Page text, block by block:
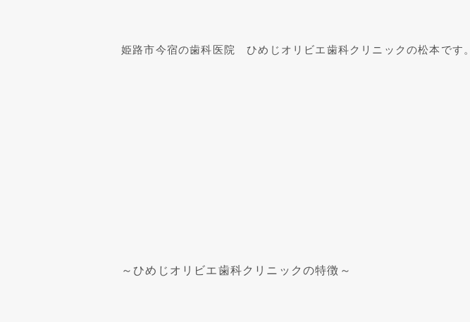
姫路市今宿の歯科医院　ひめじオリビエ歯科クリニックの松本です。
～ひめじオリビエ歯科クリニックの特徴～